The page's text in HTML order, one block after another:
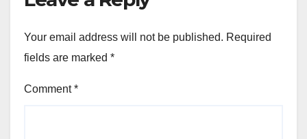
Your email address will not be published. Required
fields are marked *
Comment*